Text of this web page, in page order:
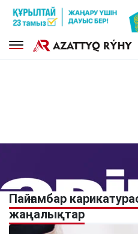
Пайғамбар
жаңалықтар